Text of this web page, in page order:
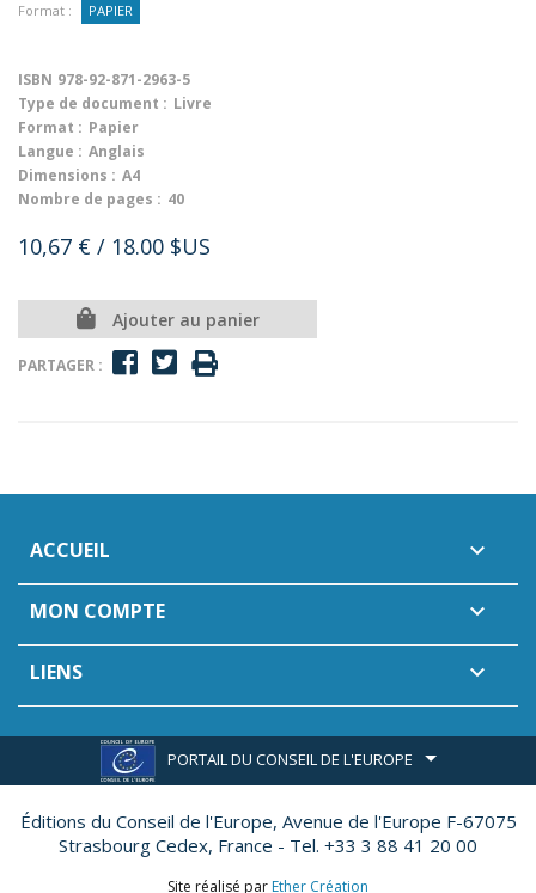
Format : PAPIER
ISBN 978-92-871-2963-5
Type de document : Livre
Format : Papier
Langue : Anglais
Dimensions : A4
Nombre de pages : 40
10,67 € / 18.00 $US
Ajouter au panier
PARTAGER :
ACCUEIL 
MON COMPTE 
LIENS 
PORTAIL DU CONSEIL DE L'EUROPE
Éditions du Conseil de l'Europe, Avenue de l'Europe F-67075
Strasbourg Cedex, France - Tel. +33 3 88 41 20 00
Site réalisé par Ether Création